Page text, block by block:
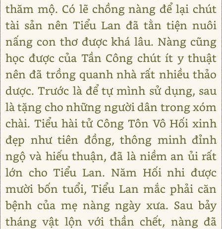
thăm mộ. Có lẽ chồng nàng để lại chút
tài sản nên Tiểu Lan đã tằn tiện nuôi
nấng con thơ được khá lâu. Nàng cũng
học được của Tần Công chút ít y thuật
nên đã trồng quanh nhà rất nhiều thảo
dược. Trước là để tự mình sử dụng, sau
là tặng cho những người dân trong xóm
chài. Tiểu hài tử Công Tôn Vô Hối xinh
đẹp như tiên đồng, thông minh đỉnh
ngộ và hiếu thuận, đã là niềm an ủi rất
lớn cho Tiểu Lan. Năm Hối nhi được
mười bốn tuổi, Tiểu Lan mắc phải căn
bệnh của mẹ nàng ngày xưa. Sau bảy
tháng vật lộn với thần chết, nàng đã